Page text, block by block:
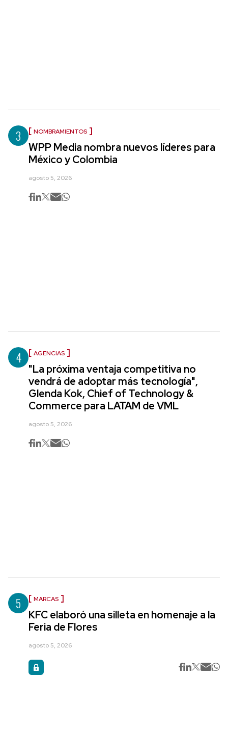
3 NOMBRAMIENTOS
WPP Media nombra nuevos líderes para
México y Colombia
agosto 5, 2026
4 AGENCIAS
"La próxima ventaja competitiva no
vendrá de adoptar más tecnología",
Glenda Kok, Chief of Technology &
Commerce para LATAM de VML
agosto 5, 2026
5 MARCAS
KFC elaboró una silleta en homenaje a la
Feria de Flores
agosto 5, 2026